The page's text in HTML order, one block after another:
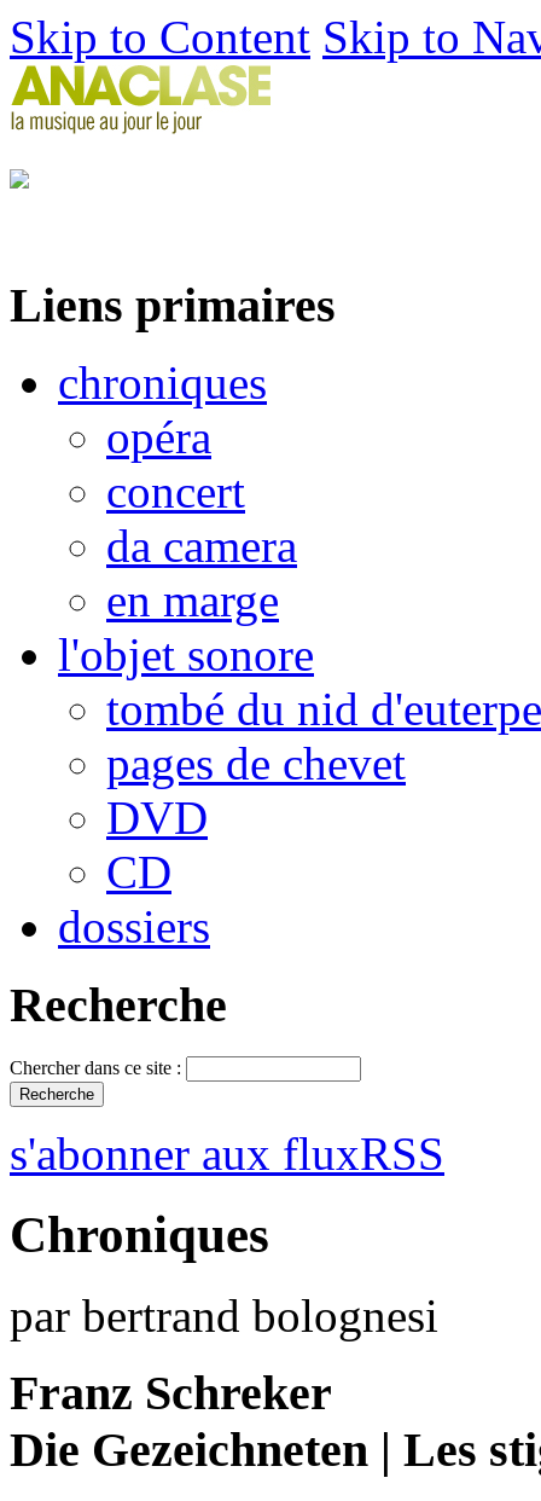
Skip to Content Skip to
Liens primaires
chroniques
opéra
concert
da camera
en marge
l'objet sonore
tombé du nid d'euterpe
pages de chevet
DVD
CD
dossiers
Recherche
Chercher dans ce site :
s'abonner aux fluxRSS
Chroniques
par bertrand bolognesi
Franz Schreker
Die Gezeichneten | Les